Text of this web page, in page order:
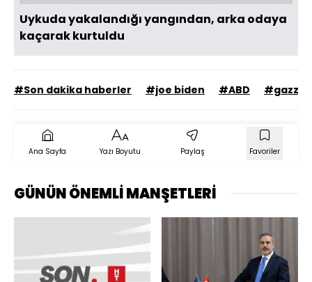
Uykuda yakalandığı yangından, arka odaya
kaçarak kurtuldu
#Son dakika haberler #joe biden #ABD #gazze
Ana Sayfa Yazı Boyutu Paylaş Favoriler
GÜNÜN ÖNEMLİ MANŞETLERİ